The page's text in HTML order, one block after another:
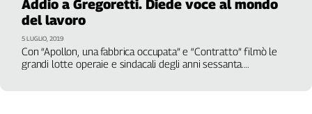
Addio a Gregoretti. Diede voce al mondo
del lavoro
Con “Apollon, una fabbrica occupata” e “Contratto” filmò le
grandi lotte operaie e sindacali degli anni sessanta.
5 LUGLIO, 2019